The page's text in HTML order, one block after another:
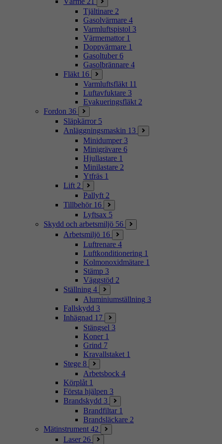
Tjältinare 2
Gasolvärmare 4
Varmluftspistol 3
Värmemattor 1
Doppvärmare 1
Gasoltuber 6
Gasolbrännare 4
Fläkt 16
Varmluftsfläkt 11
Luftavfuktare 3
Evakueringsfläkt 2
Fordon 36
Släpkärror 5
Anläggningsmaskin 13
Minidumper 3
Minigrävare 6
Hjullastare 1
Minilastare 2
Ytfräs 1
Lift 2
Pallyft 2
Tillbehör 16
Lyftsax 5
Skydd och arbetsmiljö 56
Arbetsmiljö 16
Luftrenare 4
Luftkonditionering 1
Kolmonoxidmätare 1
Stämp 3
Väggstöd 2
Ställning 4
Aluminiumställning 3
Fallskydd 3
Inhägnad 17
Stängsel 3
Koner 1
Grind 7
Kravallstaket 1
Stege 8
Arbetsbock 4
Körplåt 1
Första hjälpen 3
Brandskydd 3
Brandfiltar 1
Brandsläckare 2
Mätinstrument 42
Laser 26